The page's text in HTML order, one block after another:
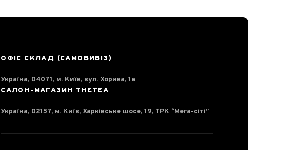
ОФІС СКЛАД (САМОВИВІЗ)
Україна, 04071, м. Київ, вул. Хорива, 1а
САЛОН-МАГАЗИН THETEA
Україна, 02157, м. Київ, Харківське шосе, 19, ТРК “Мега-сіті”